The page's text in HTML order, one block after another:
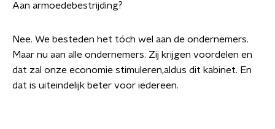
Aan armoedebestrijding?
Nee. We besteden het tóch wel aan de ondernemers.
Maar nu aan alle ondernemers. Zij krijgen voordelen en
dat zal onze economie stimuleren,aldus dit kabinet. En
dat is uiteindelijk beter voor iedereen.